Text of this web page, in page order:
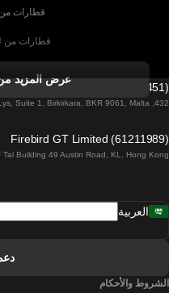
قطارات من
قطارات من
قطارات من
قطارات من
قطارات من
عرض المزيد
Firebird GT Limited (OC 1451)
432, Triq Fleur de Lys, Suite 1, Birkirkara, BKR 9061, Malta
Firebird GT Limited (61211989)
Tal Building 49 Austin Road, KL, Hong Kong
العربية
الشروط والأحكام